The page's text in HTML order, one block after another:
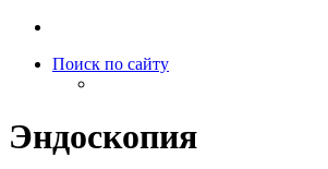
Поиск по сайту
Эндоскопия